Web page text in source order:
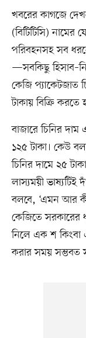
খবরের কাগজে
(বিটিটিসি)
পরিবহনসহ সব
—সবকিছু
কেজি প্যাকেটজাত
টাকায় বিক্রি করতে
বাজারে চিনির
১২৫ টাকা। কেউ
চিনির দামে ২৫
লাস্যময়ী ভাষ্যটিই
বলবে, ‘এমন আর
কেজিতে সরকারের
নিলে এক শ কিংবা
করার সময় সম্ভবত